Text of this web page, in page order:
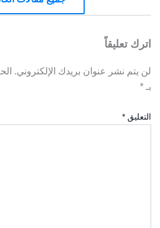
اترك تعليقاً
لن يتم نشر عنوان بريدك الإلكتروني.
بـ *
التعليق *